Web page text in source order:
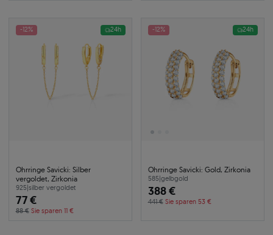
-12% 24h
Ohrringe Savicki: Silber
vergoldet, Zirkonia
925|silber vergoldet
77 €
88 € Sie sparen 11 €
-12% 24h
Ohrringe Savicki: Gold, Zirkonia
585|gelbgold
388 €
441 € Sie sparen 53 €